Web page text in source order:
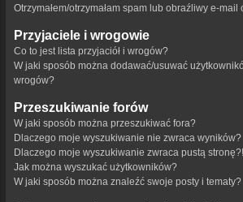
Otrzymałem/otrzymałam spam lub obraźliwy e-
Przyjaciele i wrogowie
Co to jest lista przyjaciół i wrogów?
W jaki sposób można dodawać/usuwać
wrogów?
Przeszukiwanie forów
W jaki sposób można przeszukiwać fora?
Dlaczego moje wyszukiwanie nie zwraca wyników?
Dlaczego moje wyszukiwanie zwraca pustą stronę?!
Jak można wyszukać użytkowników?
W jaki sposób można znaleźć swoje posty i tematy?